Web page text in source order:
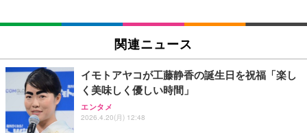
モバイルバッテリー 大容量 30000mAh 【22.5W/20
ッテリー 5台同時充電 Type-C出力 スマホ 充電器 LC
D残量表示 LEDライト付き ストラップ付き 持ち運び
携帯充電器 停電対策 アウトドア/旅行/出張/防災/緊
急用 iOS/Android各種他対応 機内持込可 (高級白い)
エレコム 充電器 Type-C USB-C 20W USB PD対応 1
ポート PSE認証品 GaN採用 折りたたみ式プラグ ホ
ワイト 【 iPhone16 15 等対応】 EC-AC6820WH
松阪牛 グルメ ハンバーグ【オレンジ花束カード】
べ物 冷凍 高級 プレゼント 内祝 お返し 人気 お取り
寄せ グルメ
父の日ギフト 松阪牛 グルメ ハンバーグ【父の日短
冊 ブルー花束カード】父の日 食べ物 肉 父 お父さん
お取り寄せグルメ おつまみ ハンバーグギフト 冷凍
エレコム ノートPCスタンド 折りたたみ 8段階 9.5c
トPC対応 折りたたみ時サイズ:幅280×奥行280×高さ
26mm 耐荷重:10kg ブラック PCA-LTSH8BK
エレコム ノートPCスタンド 折りたたみ8段階 9.5cm
折りたたみ時サイズ:幅280×厚み280×高さ26mm 耐
荷重:10kg ホワイト PCA-LTSH8WH
関連ニュース
イモトアヤコが工藤静香の誕生日を祝福「楽し
く美味しく優しい時間」
エンタメ
2026.4.20(月) 12:48